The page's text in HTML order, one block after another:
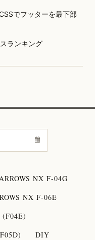
でフッターを最下部
ランキング
NX F-04G
NX F-06E
(F04E)
DIY